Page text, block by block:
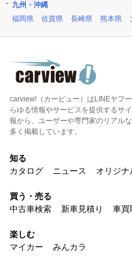
九州・沖縄
福岡県
佐賀県 長崎県 熊本県
carview!（カービュー）はLINEヤフ
らゆる情報やサービスを提供するサ
報から、ユーザーや専門家のリアル
多く掲載しています。
知る
カタログ
ニュース オリジナ
買う・売る
中古車検索
新車見積り 車買
楽しむ
マイカー
みんカラ